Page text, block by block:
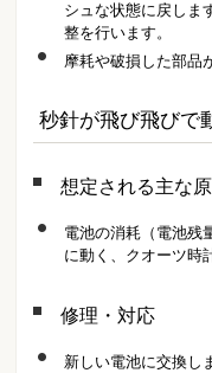
シュな状態に戻しま
整を行います。
摩耗や破損した部品
秒針が飛び飛びで
想定される主な
電池の消耗（電池残
に動く、クオーツ時
修理・対応
新しい電池に交換し